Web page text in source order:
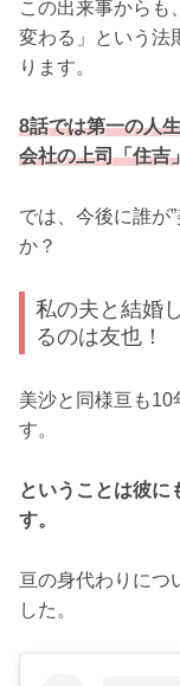
この出来事からも
変わる」という法
ります。
8話では第一の人
会社の上司「住吉
では、今後に誰が
か？
私の夫と結婚
るのは友也！
美沙と同様亘も10
す。
ということは彼に
す。
亘の身代わりにつ
した。